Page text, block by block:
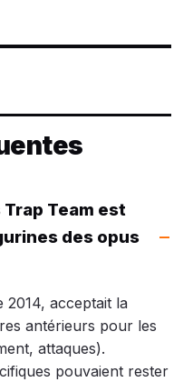
Team est
des opus
2014, acceptait la
antérieurs pour les
attaques).
pouvaient rester